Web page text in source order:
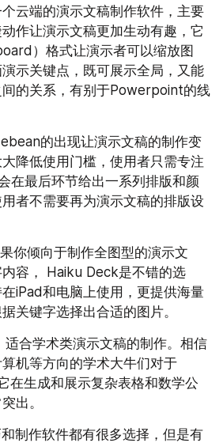
个云端的演示文稿制作软件，主要
作让演示文稿更加生动有趣，它
）格式让演示者可以缩放图
示关键点，既可展示全局，又能
的关系，有别于Powerpoint的线
的出现让演示文稿的制作变
降低使用门槛，使用者只需专注
在最后环节给出一系列排版和颜
者不需要再为演示文稿的排版设
果你倾向于制作全图型的演示文
容， Haiku Deck是不错的选
iPad和电脑上使用，更提供海量
关键字选择出合适的图片。
适合学术类演示文稿的制作。相信
机等方向的学术大牛们对于
在生成和展示复杂表格和数学公
出。
制作软件都有很多选择，但是有